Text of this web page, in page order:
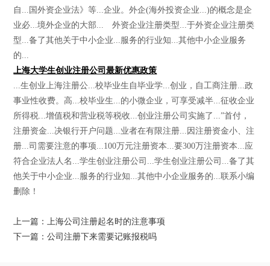
自...国外资企业法》等...企业。外企(海外投资企业...)的概念是企
业必...境外企业的大部... 外资企业注册类型...于外资企业注册类
型...备了其他关于中小企业...服务的行业知...其他中小企业服务
的...
上海大学生创业注册公司最新优惠政策
...生创业上海注册公...校毕业生自毕业学...创业，自工商注册...政
事业性收费。高...校毕业生...的小微企业，可享受减半...征收企业
所得税...增值税和营业税等税收...创业注册公司实施了...”首付，
注册资金...决银行开户问题...业者在有限注册...因注册资金小、注
册...司需要注意的事项...100万元注册资本...要300万注册资本...应
符合企业法人名...学生创业注册公司...学生创业注册公司...备了其
他关于中小企业...服务的行业知...其他中小企业服务的...联系小编
删除！
上一篇：上海公司注册起名时的注意事项
下一篇：公司注册下来需要记账报税吗